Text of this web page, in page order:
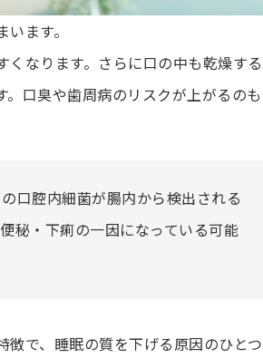
ます。
なります。さらに口の中も乾燥する
口臭や歯周病のリスクが上がるのも
口腔内細菌が腸内から検出される
秘・下痢の一因になっている可能
で、睡眠の質を下げる原因のひとつ